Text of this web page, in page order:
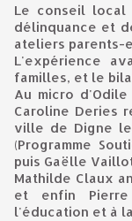
Le conseil local de sécurité de la prévention de la
délinquance et
ateliers parents-
L'expérience
familles, et le
Au micro
Caroline Deries
ville de Digne
(Programme
puis Gaëlle
Mathilde Claux
et enfin
l'éducation et à